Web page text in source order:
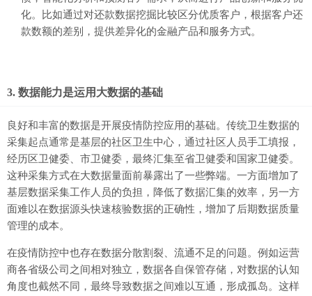
化。比如通过对还款数据挖掘比较区分优质客户，根据客户还
款数额的差别，提供差异化的金融产品和服务方式。
3. 数据能力是运用大数据的基础
良好和丰富的数据是开展疫情防控应用的基础。传统卫生数据的
采集起点通常是基层的社区卫生中心，通过社区人员手工填报，
经历区卫健委、市卫健委，最终汇集至省卫健委和国家卫健委。
这种采集方式在大数据量面前暴露出了一些弊端。一方面增加了
基层数据采集工作人员的负担，降低了数据汇集的效率，另一方
面难以在数据源头快速核验数据的正确性，增加了后期数据质量
管理的成本。
在疫情防控中也存在数据分散割裂、流通不足的问题。例如运营
商各省级公司之间相对独立，数据各自保管存储，对数据的认知
角度也截然不同，最终导致数据之间难以互通，形成孤岛。这样